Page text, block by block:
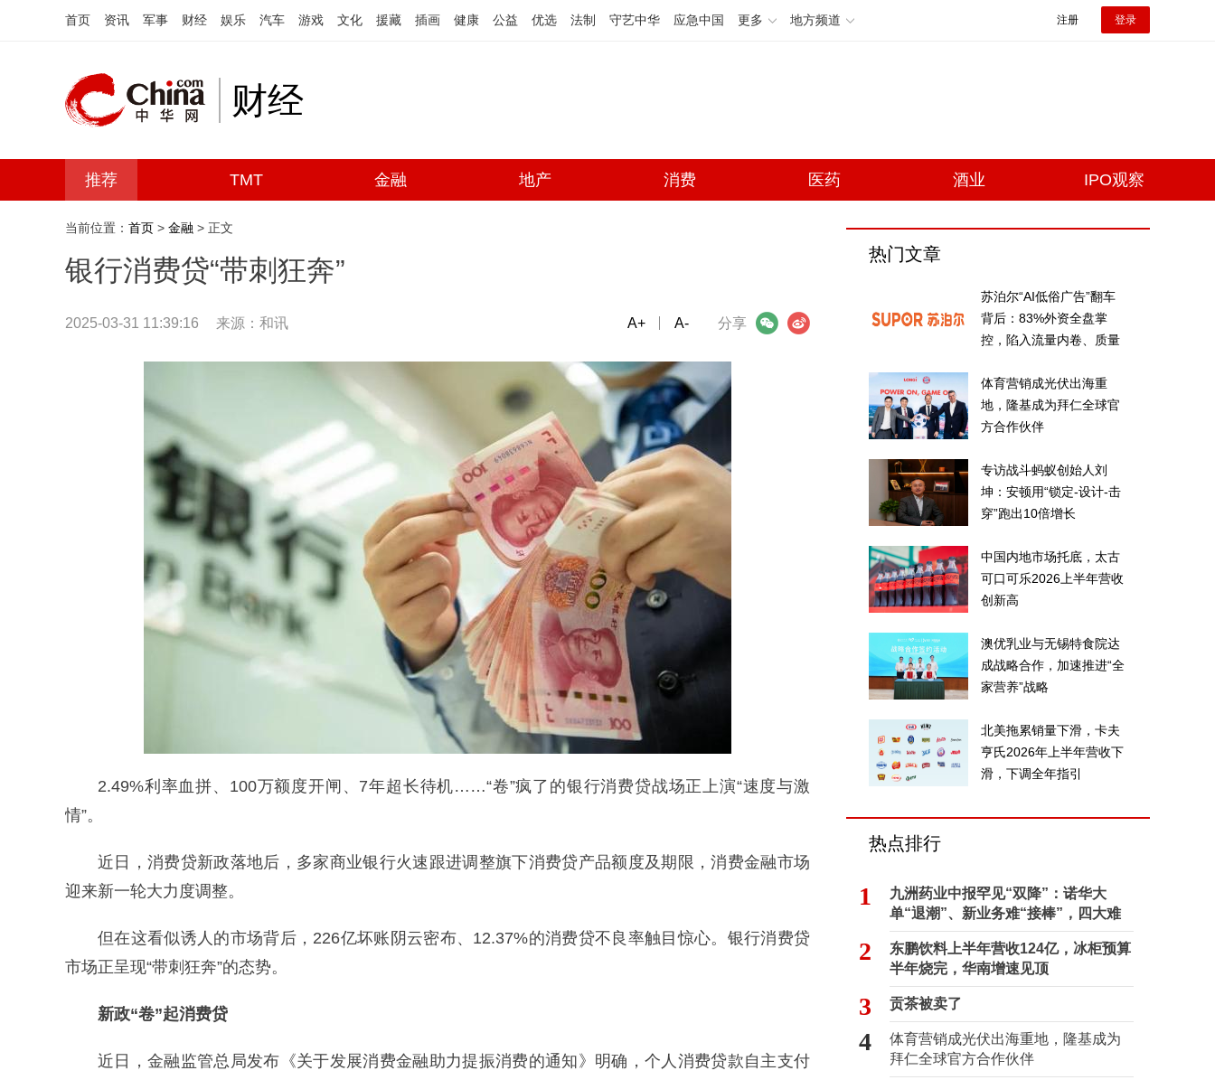
首页 资讯 军事 财经 娱乐 汽车 游戏 文化 援藏 插画 健康 公益 优选 法制 守艺中华 应急中国 更多 地方频道 注册 登录
财经
推荐 TMT 金融 地产 消费 医药 酒业 IPO观察
当前位置： 首页 > 金融 > 正文
银行消费贷“带刺狂奔”
2025-03-31 11:39:16 来源：和讯 分享
微信 微博
A+ A-
2.49%利率血拼、100万额度开闸、7年超长待机……“卷”疯了的银行消费贷战场正上演“速度与激
情”。
近日，消费贷新政落地后，多家商业银行火速跟进调整旗下消费贷产品额度及期限，消费金融市场
迎来新一轮大力度调整。
但在这看似诱人的市场背后，226亿坏账阴云密布、12.37%的消费贷不良率触目惊心。银行消费贷
市场正呈现“带刺狂奔”的态势。
新政“卷”起消费贷
近日，金融监管总局发布《关于发展消费金融助力提振消费的通知》明确，个人消费贷款自主支付
热门文章
苏泊尔“AI低俗广告”翻车
背后：83%外资全盘掌
控，陷入流量内卷、质量
体育营销成光伏出海重
地，隆基成为拜仁全球官
方合作伙伴
专访战斗蚂蚁创始人刘
坤：安顿用“锁定-设计-击
穿”跑出10倍增长
中国内地市场托底，太古
可口可乐2026上半年营收
创新高
澳优乳业与无锡特食院达
成战略合作，加速推进“全
家营养”战略
北美拖累销量下滑，卡夫
亨氏2026年上半年营收下
滑，下调全年指引
热点排行
1
九洲药业中报罕见“双降”：诺华大
单“退潮”、新业务难“接棒”，四大难
关待闯
2
东鹏饮料上半年营收124亿，冰柜预算
半年烧完，华南增速见顶
3 贡茶被卖了
4
体育营销成光伏出海重地，隆基成为
拜仁全球官方合作伙伴